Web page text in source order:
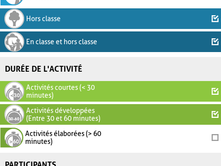
Hors classe
En classe et hors classe
DURÉE DE L'ACTIVITÉ
Activités courtes (< 30
minutes)
Activités développées
(Entre 30 et 60 minutes)
Activités élaborées (> 60
minutes)